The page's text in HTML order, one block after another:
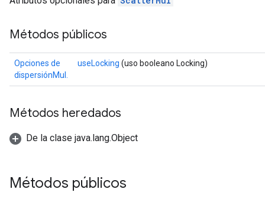
Métodos públicos
Opciones de
dispersiónMul.
useLocking (uso booleano Locking)
Métodos heredados
De la clase java.lang.Object
Métodos públicos